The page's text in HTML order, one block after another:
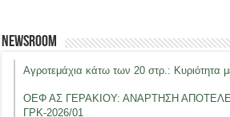
Newsroom
Αγροτεμάχια κάτω των 20 στρ.:
ΟΕΦ ΑΣ ΓΕΡΑΚΙΟΥ: ΑΝΑΡΤΗΣΗ
ΓΡΚ-2026/01